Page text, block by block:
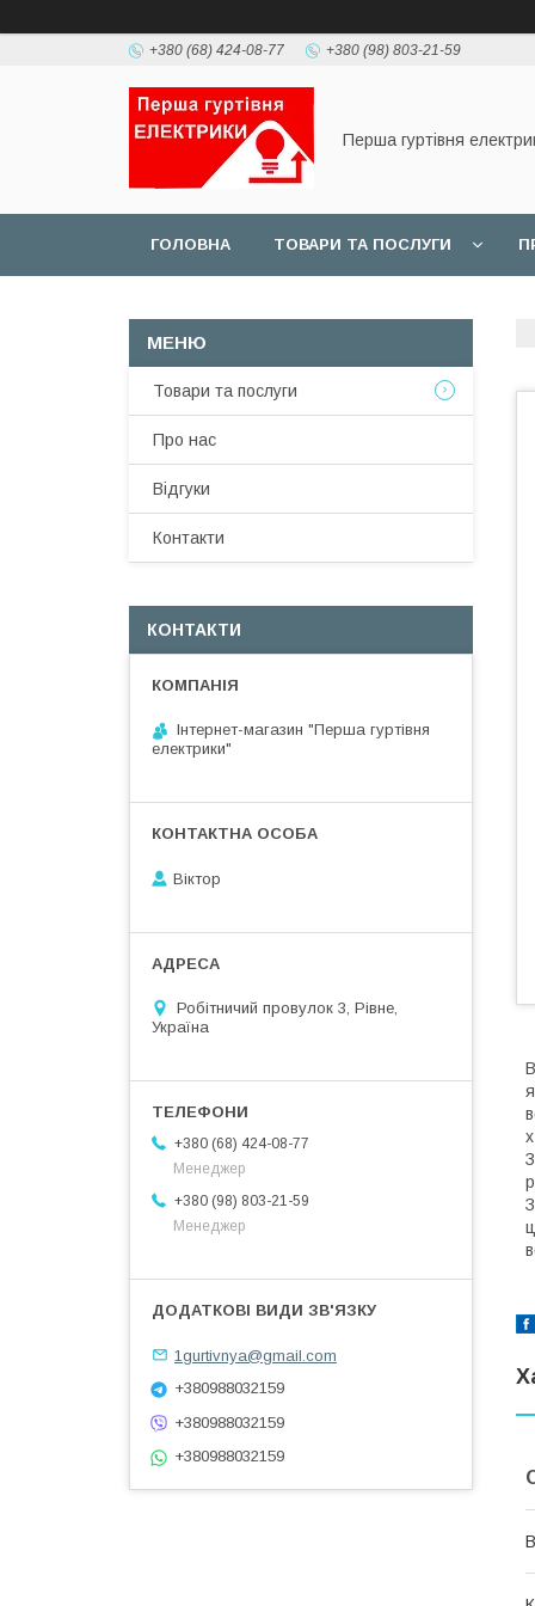
+380 (68) 424-08-77 +380 (98) 803-21-59
Перша гуртівня
ГОЛОВНА ТОВАРИ ТА ПОСЛУГИ
Товари та послуги
Про нас
Відгуки
Контакти
КОНТАКТИ
Інтернет-магазин "Перша гуртівня
електрики"
Віктор
Робітничий провулок 3, Рівне,
Україна
+380 (68) 424-08-77
Менеджер
+380 (98) 803-21-59
Менеджер
1gurtivnya@gmail.com
+380988032159
+380988032159
+380988032159